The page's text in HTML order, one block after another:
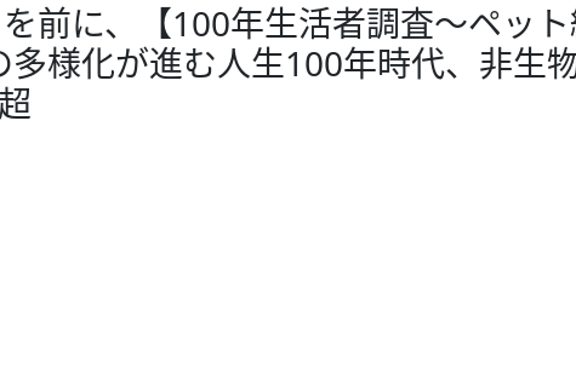
前に、【100年生活者調査～ペッ
様化が進む人生100年時代、非生